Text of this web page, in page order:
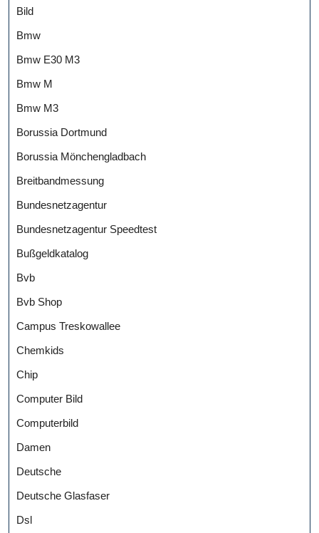
Bild
Bmw
Bmw E30 M3
Bmw M
Bmw M3
Borussia Dortmund
Borussia Mönchengladbach
Breitbandmessung
Bundesnetzagentur
Bundesnetzagentur Speedtest
Bußgeldkatalog
Bvb
Bvb Shop
Campus Treskowallee
Chemkids
Chip
Computer Bild
Computerbild
Damen
Deutsche
Deutsche Glasfaser
Dsl